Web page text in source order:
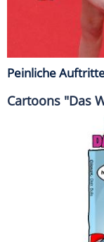
Peinliche
Cartoons "Das